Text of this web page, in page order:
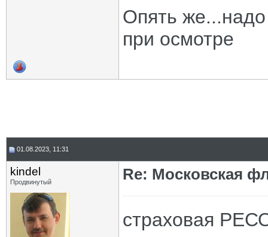
Опять же...надо
при осмотре
01.08.2023, 11:31
kindel
Продвинутый Re: Московская
страховая